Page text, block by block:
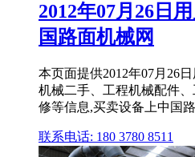
2012年07月26日
国路面机械网
本页面提供2012年07月26
机械二手、工程机械配件
修等信息,买卖设备上中国路
联系电话: 180 3780 8511